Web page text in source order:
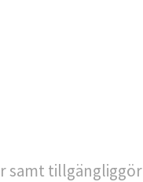
samt tillgängliggör